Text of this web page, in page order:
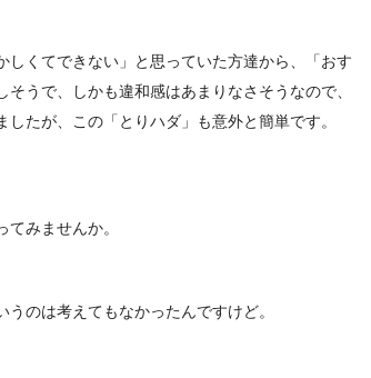
しくてできない」と思っていた方達から、「おす
うで、しかも違和感はあまりなさそうなので、
たが、この「とりハダ」も意外と簡単です。
みませんか。
のは考えてもなかったんですけど。